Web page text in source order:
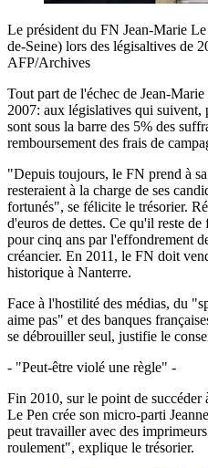
Le président du FN Jean-Marie
de-Seine) lors des légisaltives de
AFP/Archives
Tout part de l'échec de Jean-
2007: aux législatives qui suivent,
sont sous la barre des 5% des
remboursement des frais de
"Depuis toujours, le FN prend à
resteraient à la charge de ses
fortunés", se félicite le trésorier.
d'euros de dettes. Ce qu'il reste
pour cinq ans par l'effondrement
créancier. En 2011, le FN doit
historique à Nanterre.
Face à l'hostilité des médias, du
aime pas" et des banques
se débrouiller seul, justifie le
- "Peut-être violé une règle" -
Fin 2010, sur le point de
Le Pen crée son micro-parti
peut travailler avec des
roulement", explique le trésorier.